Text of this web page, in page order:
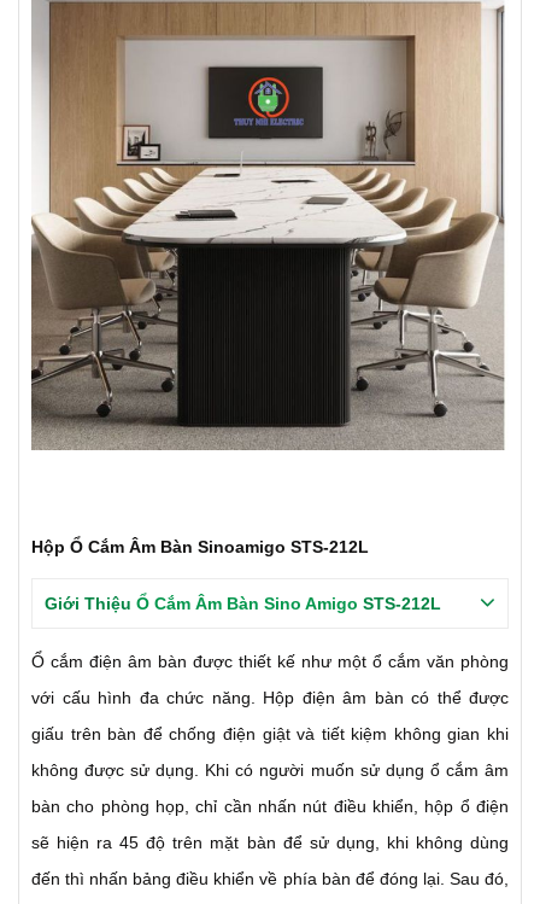
Hộp Ổ Cắm Âm Bàn Sinoamigo STS-212L
Giới Thiệu Ổ Cắm Âm Bàn Sino Amigo STS-212L
Ổ cắm điện âm bàn được thiết kế như một ổ cắm văn phòng
với cấu hình đa chức năng. Hộp điện âm bàn có thể được
giấu trên bàn để chống điện giật và tiết kiệm không gian khi
không được sử dụng. Khi có người muốn sử dụng ổ cắm âm
bàn cho phòng họp, chỉ cần nhấn nút điều khiển, hộp ổ điện
sẽ hiện ra 45 độ trên mặt bàn để sử dụng, khi không dùng
đến thì nhấn bảng điều khiển về phía bàn để đóng lại. Sau đó,